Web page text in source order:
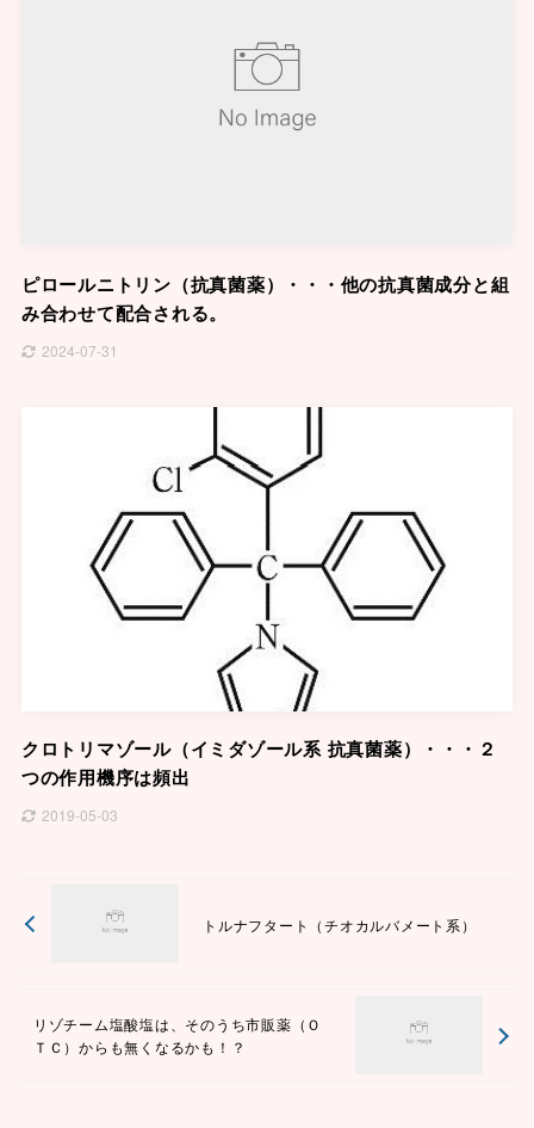
ピロールニトリン（抗真菌薬）・・・他の抗真菌成分と組
み合わせて配合される。
2024-07-31
クロトリマゾール（イミダゾール系 抗真菌薬）・・・２
つの作用機序は頻出
2019-05-03
トルナフタート（チオカルバメート系）
リゾチーム塩酸塩は、そのうち市販薬（Ｏ
ＴＣ）からも無くなるかも！？